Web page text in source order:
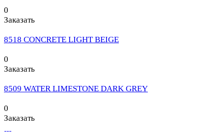
0
Заказать
8518 CONCRETE LIGHT BEIGE
0
Заказать
8509 WATER LIMESTONE DARK GREY
0
Заказать